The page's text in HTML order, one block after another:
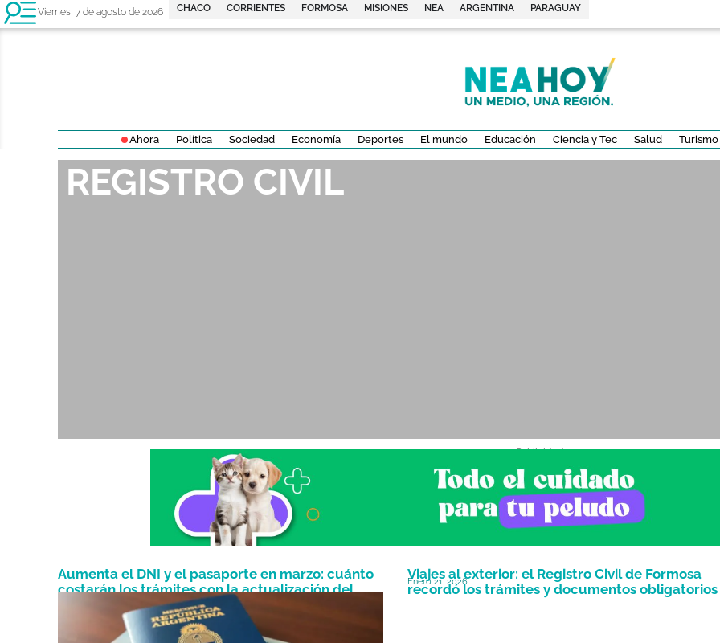
Viernes, 7 de agosto de 2026 CHACO CORRIENTES FORMOSA MISIONES NEA ARGENTINA PARAGUAY
Ahora Política Sociedad Economía Deportes El mundo Educación Ciencia y Tec Salud Turismo
REGISTRO CIVIL
- Publicidad -
Aumenta el DNI y el pasaporte en marzo: cuánto
costarán los trámites con la actualización del
Viajes al exterior: el Registro Civil de Formosa
recordó los trámites y documentos obligatorios
Enero 21, 2026